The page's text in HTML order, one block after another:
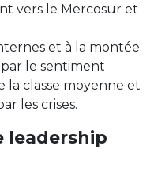
vers le Mercosur et
et à la montée
le sentiment
la classe moyenne et
les crises.
leadership